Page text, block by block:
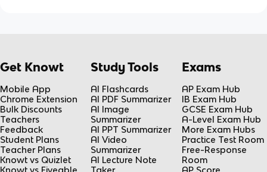
Get Knowt
Mobile App
Chrome Extension
Bulk Discounts
Teachers
Feedback
Student Plans
Teacher Plans
Knowt vs Quizlet
Study Tools
AI Flashcards
AI PDF Summarizer
AI Image
Summarizer
AI PPT Summarizer
AI Video
Summarizer
AI Lecture Note
Exams
AP Exam Hub
IB Exam Hub
GCSE Exam Hub
A-Level Exam Hub
More Exam Hubs
Practice Test Room
Free-Response
Room